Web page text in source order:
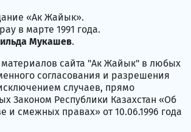
«Ак Жайык».
в марте 1991 года.
Мукашев.
сайта "Ак Жайык" в любых
согласования и разрешения
случаев, прямо
Законом Республики Казахстан «Об
и смежных правах» от 10.06.1996 года